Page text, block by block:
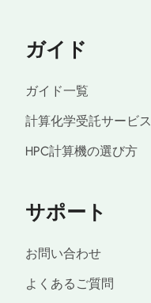
ガイド
ガイド一覧
計算化学受託サービス
HPC計算機の選び方
サポート
お問い合わせ
よくあるご質問